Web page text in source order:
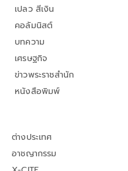
เปลว สีเงิน
คอลัมนิสต์
บทความ
เศรษฐกิจ
ข่าวพระราชสำนัก
หนังสือพิมพ์
ต่างประเทศ
อาชญากรรม